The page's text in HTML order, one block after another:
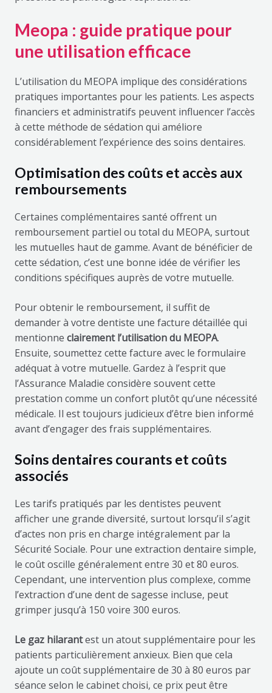
Meopa : guide pratique pour
une utilisation efficace
L’utilisation du MEOPA implique des considérations
pratiques importantes pour les patients. Les aspects
financiers et administratifs peuvent influencer l’accès
à cette méthode de sédation qui améliore
considérablement l’expérience des soins dentaires.
Optimisation des coûts et accès aux
remboursements
Certaines complémentaires santé offrent un
remboursement partiel ou total du MEOPA, surtout
les mutuelles haut de gamme. Avant de bénéficier de
cette sédation, c’est une bonne idée de vérifier les
conditions spécifiques auprès de votre mutuelle.
Pour obtenir le remboursement, il suffit de
demander à votre dentiste une facture détaillée qui
mentionne clairement l’utilisation du MEOPA.
Ensuite, soumettez cette facture avec le formulaire
adéquat à votre mutuelle. Gardez à l’esprit que
l’Assurance Maladie considère souvent cette
prestation comme un confort plutôt qu’une nécessité
médicale. Il est toujours judicieux d’être bien informé
avant d’engager des frais supplémentaires.
Soins dentaires courants et coûts
associés
Les tarifs pratiqués par les dentistes peuvent
afficher une grande diversité, surtout lorsqu’il s’agit
d’actes non pris en charge intégralement par la
Sécurité Sociale. Pour une extraction dentaire simple,
le coût oscille généralement entre 30 et 80 euros.
Cependant, une intervention plus complexe, comme
l’extraction d’une dent de sagesse incluse, peut
grimper jusqu’à 150 voire 300 euros.
Le gaz hilarantest un atout supplémentaire pour les
patients particulièrement anxieux. Bien que cela
ajoute un coût supplémentaire de 30 à 80 euros par
séance selon le cabinet choisi, ce prix peut être